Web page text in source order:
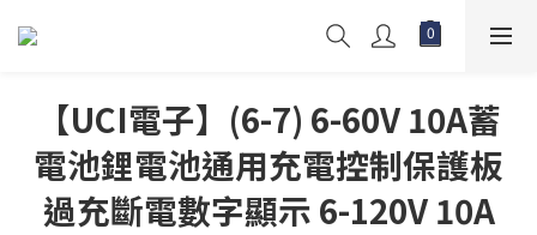
【UCI電子】(6-7) 6-60V 10A蓄
電池鋰電池通用充電控制保護板
過充斷電數字顯示 6-120V 10A